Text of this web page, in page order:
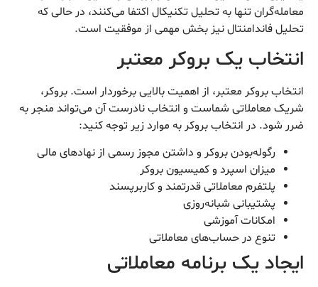
معامله‌گران تنها به تحلیل تکنیکال اکتفا می‌کنند، در حالی که
تحلیل فاندامنتال نیز بخش مهمی از موفقیت است.
انتخاب یک بروکر معتبر
انتخاب بروکر معتبر، از اهمیت بالایی برخوردار است. بروکر،
شریک معاملاتی شماست و انتخاب نادرست آن می‌تواند منجر به
ضرر شود. در انتخاب بروکر به موارد زیر توجه کنید:
رگوله‌بودن بروکر و داشتن مجوز رسمی از نهادهای مالی
میزان اسپرد و کمیسیون بروکر
پلتفرم معاملاتی قدرتمند و کاربرپسند
پشتیبانی شبانه‌روزی
امکانات آموزشی
تنوع در حساب‌های معاملاتی
ایجاد یک برنامه معاملاتی